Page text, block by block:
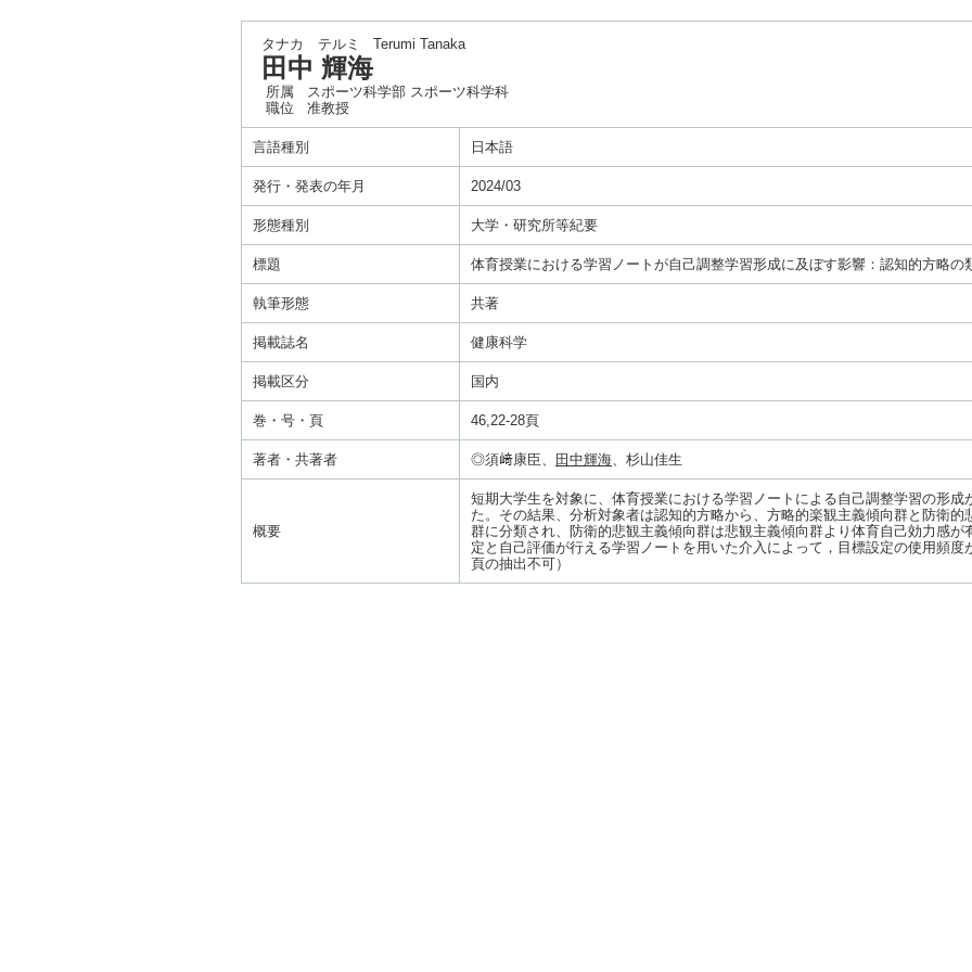
タナカ テルミ Terumi Tanaka
田中 輝海
所属
スポーツ科学部 スポーツ科学科
職位
准教授
言語種別 日本語
発行・発表の年月 2024/03
形態種別 大学・研究所等紀要
標題 体育授業における学習ノートが自己調整学習形成に及ぼす影響：認知的方略の
執筆形態 共著
掲載誌名 健康科学
掲載区分 国内
巻・号・頁 46,22-28頁
著者・共著者 ◎須﨑康臣、 田中輝海、杉山佳生
概要
短期大学生を対象に、体育授業における学習ノートによる自己調整学習の形成
た。その結果、分析対象者は認知的方略から、方略的楽観主義傾向群と防衛
群に分類され、防衛的悲観主義傾向群は悲観主義傾向群より体育自己効力感
定と自己評価が行える学習ノートを用いた介入によって，目標設定の使用頻度
頁の抽出不可）